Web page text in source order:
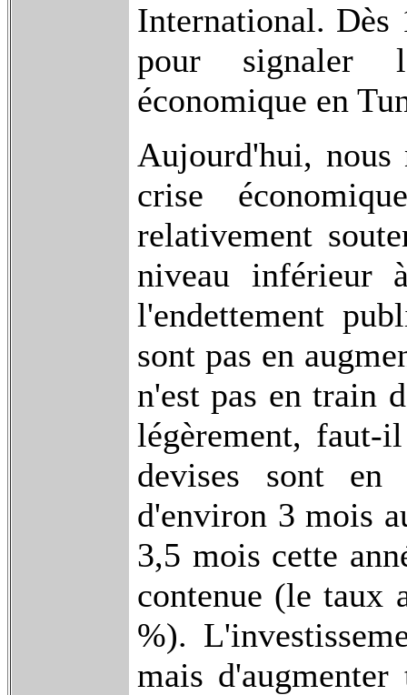
International. Dès
pour signaler
économique en
Aujourd'hui, nous
crise
relativement
niveau inférieur
l'endettement
sont pas en
n'est pas en train
légèrement, faut-
devises sont en
d'environ 3 mois
3,5 mois cette
contenue (le taux
%).
mais